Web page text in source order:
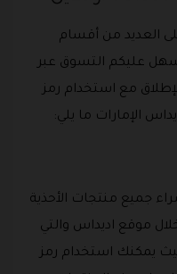
العديد من أقسام
عليكم التسوق عبر
مع استخدام رمز
الإمارات ما يلي:
جميع منتجات الأحذية
موقع اديداس والتي
يمكنك استخدام رمز